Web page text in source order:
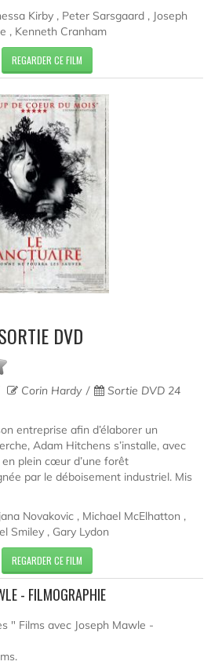
Kirby , Peter Sarsgaard , Joseph
, Kenneth Cranham
REGARDER CE FILM
DVD
Corin Hardy
Sortie DVD 24
entreprise afin d’élaborer un
Adam Hitchens s’installe, avec
plein cœur d’une forêt
par le déboisement industriel. Mis
Novakovic , Michael McElhatton ,
Smiley , Gary Lydon
REGARDER CE FILM
- FILMOGRAPHIE
" Films avec Joseph Mawle -